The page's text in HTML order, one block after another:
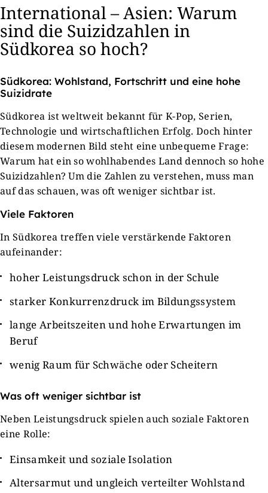
International – Asien: Warum
sind die Suizidzahlen in
Südkorea so hoch?
Südkorea: Wohlstand, Fortschritt und eine hohe
Suizidrate
Südkorea ist weltweit bekannt für K-Pop, Serien,
Technologie und wirtschaftlichen Erfolg. Doch hinter
diesem modernen Bild steht eine unbequeme Frage:
Warum hat ein so wohlhabendes Land dennoch so hohe
Suizidzahlen? Um die Zahlen zu verstehen, muss man
auf das schauen, was oft weniger sichtbar ist.
Viele Faktoren
In Südkorea treffen viele verstärkende Faktoren
aufeinander:
hoher Leistungsdruck schon in der Schule
starker Konkurrenzdruck im Bildungssystem
lange Arbeitszeiten und hohe Erwartungen im
Beruf
wenig Raum für Schwäche oder Scheitern
Was oft weniger sichtbar ist
Neben Leistungsdruck spielen auch soziale Faktoren
eine Rolle:
Einsamkeit und soziale Isolation
Altersarmut und ungleich verteilter Wohlstand